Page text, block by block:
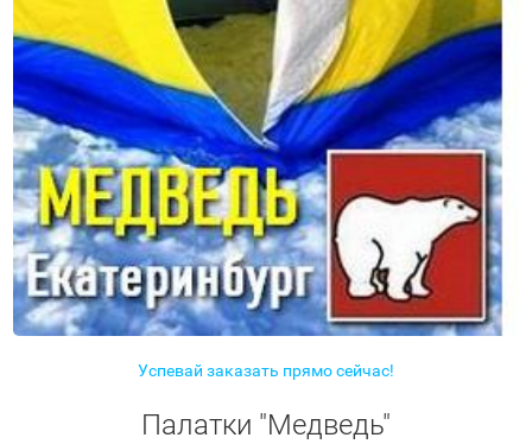
Успевай заказать прямо сейчас!
Палатки "Медведь"